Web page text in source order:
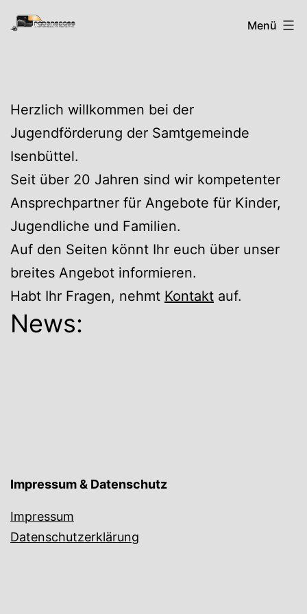
Zum
Inhalt
RabenspassMenü
Herzlich willkommen bei der
Jugendförderung der Samtgemeinde
Isenbüttel.
Seit über 20 Jahren sind wir kompetenter
Ansprechpartner für Angebote für Kinder,
Jugendliche und Familien.
Auf den Seiten könnt Ihr euch über unser
breites Angebot informieren.
Habt Ihr Fragen, nehmt Kontakt auf.
News:
Impressum & Datenschutz
Impressum
Datenschutzerklärung